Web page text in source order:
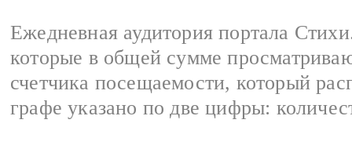
Ежедневная аудитория портала
которые в общей сумме
счетчика посещаемости, который
графе указано по две цифры: